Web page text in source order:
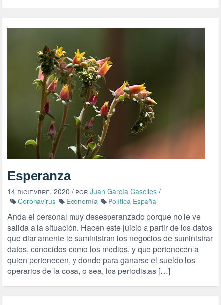
Esperanza
14 diciembre, 2020 / por Juan García Caselles /
Coronavirus
Economía Política España
Anda el personal muy desesperanzado porque no le ve
salida a la situación. Hacen este juicio a partir de los datos
que diariamente le suministran los negocios de suministrar
datos, conocidos como los medios, y que pertenecen a
quien pertenecen, y donde para ganarse el sueldo los
operarios de la cosa, o sea, los periodistas […]